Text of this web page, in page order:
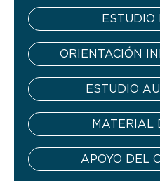
ESTUDIO
ORIENTACIÓN
ESTUDIO
MATERIAL
APOYO DEL